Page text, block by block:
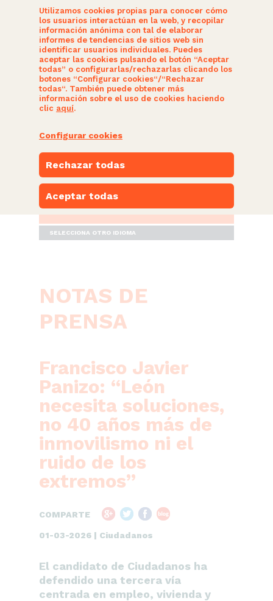
SOMOS CIUDADANOS
ACTUALIDAD
PARTICIPA
ESPACIO NARANJA
SELECCIONA OTRO IDIOMA
Utilizamos cookies propias para conocer cómo
los usuarios interactúan en la web, y recopilar
información anónima con tal de elaborar
informes de tendencias de sitios web sin
identificar usuarios individuales. Puedes
aceptar las cookies pulsando el botón “Aceptar
todas” o configurarlas/rechazarlas clicando los
botones “Configurar cookies“/“Rechazar
todas“. También puede obtener más
información sobre el uso de cookies haciendo
clic aquí.
Configurar cookies
Rechazar todas
Aceptar todas
NOTAS DE
PRENSA
Francisco Javier
Panizo: “León
necesita soluciones,
no 40 años más de
inmovilismo ni el
ruido de los
extremos”
COMPARTE
01-03-2026 | Ciudadanos
El candidato de Ciudadanos ha
defendido una tercera vía
centrada en empleo, vivienda y